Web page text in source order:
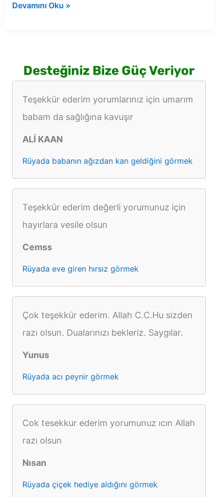
Rüyada
görmek
Devamını Oku »
Desteğiniz Bize Güç Veriyor
Teşekkür ederim yorumlarınız için umarım
babam da sağlığına kavuşır
ALİ KAAN
Rüyada babanın ağızdan kan geldiğini görmek
Teşekkür ederim değerli yorumunuz için
hayırlara vesile olsun
Cemss
Rüyada eve giren hırsız görmek
Çok teşekkür ederim. Allah C.C.Hu sizden
razı olsun. Dualarınızı bekleriz. Saygılar.
Yunus
Rüyada acı peynir görmek
Cok tesekkur ederim yorumunuz ıcın Allah
razı olsun
Nısan
Rüyada çiçek hediye aldığını görmek